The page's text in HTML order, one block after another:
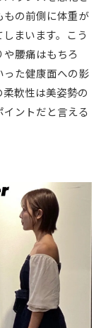
もの前側に体重が
まいます。こう
腰痛はもちろ
った健康面への影
軟性は美姿勢の
ントだと言える